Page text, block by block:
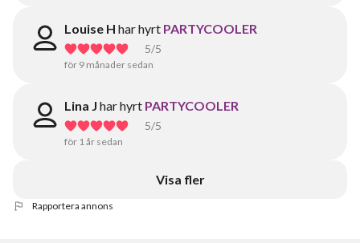
Louise H har hyrt PARTYCOOLER
5/5
för 9 månader sedan
Lina J har hyrt PARTYCOOLER
5/5
för 1 år sedan
Visa fler
Rapportera annons